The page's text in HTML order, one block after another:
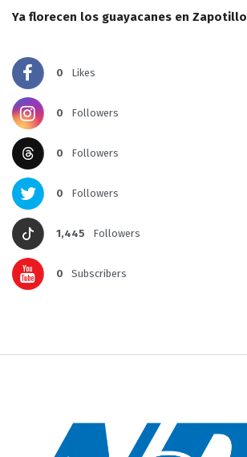
Ya florecen los guayacanes en Zapotillo
0 Likes
0 Followers
0 Followers
0 Followers
1,445 Followers
0 Subscribers